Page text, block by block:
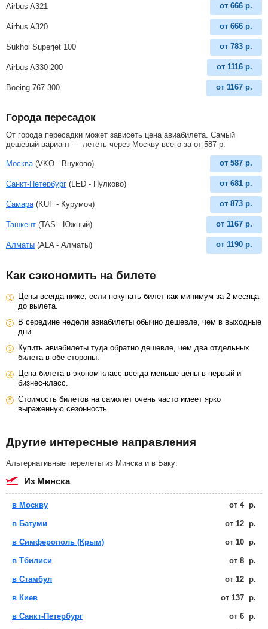
Airbus A321 от 666 р.
Airbus A320 от 666 р.
Sukhoi Superjet 100 от 783 р.
Airbus A330-200 от 1116 р.
Boeing 767-300 от 1167 р.
Города пересадок
От города пересадки может зависеть цена авиабилета. Самый
дешевый вариант — лететь через Москву всего за от 587 р
Москва (VKO - Внуково) от 587 р.
Санкт-Петербург (LED - Пулково) от 681 р.
Самара (KUF - Курумоч) от 873 р.
Ташкент (TAS - Южный) от 1167 р.
Алматы (ALA - Алматы) от 1190 р.
Как сэкономить на билете
Цены всегда ниже, если покупать билет как минимум за 2 месяца
до вылета.
В середине недели авиабилеты обычно дешевле, чем в выходные
дни.
Купить авиабилеты туда обратно дешевле, чем два отдельных
билета в обе стороны.
Цена билета в эконом-класс всегда меньше цены в первый и
бизнес-класс.
Стоимость билетов на самолет очень часто имеет ярко
выраженную сезонность.
Другие интересные направления
Альтернативные перелеты из Минска и в Баку:
из Минска
в Москву от 4 р.
в Батуми от 12 р.
в Симферополь (Крым) от 10 р.
в Тбилиси от 8 р.
в Стамбул от 12 р.
в Киев от 137 р.
в Санкт-Петербург от 6 р.